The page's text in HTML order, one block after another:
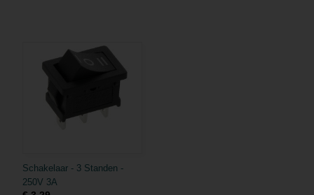
Schakelaar - 3 Standen -
250V 3A